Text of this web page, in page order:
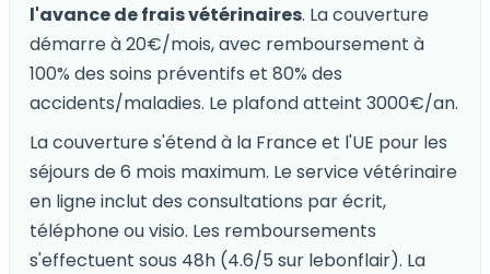
l'avance de frais vétérinaires. La couverture
démarre à 20€/mois, avec remboursement à
100% des soins préventifs et 80% des
accidents/maladies. Le plafond atteint 3000€/an.
La couverture s'étend à la France et l'UE pour les
séjours de 6 mois maximum. Le service vétérinaire
en ligne inclut des consultations par écrit,
téléphone ou visio. Les remboursements
s'effectuent sous 48h (4.6/5 sur lebonflair). La